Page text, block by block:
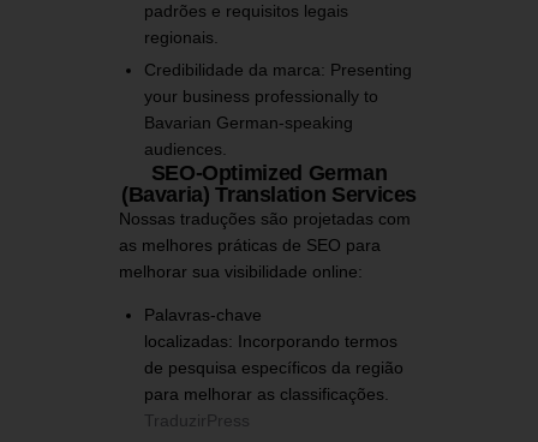
padrões e requisitos legais
regionais.
Credibilidade da marca: Presenting
your business professionally to
Bavarian German-speaking
audiences.
SEO-Optimized German
(Bavaria) Translation Services
Nossas traduções são projetadas com
as melhores práticas de SEO para
melhorar sua visibilidade online:
Palavras-chave
localizadas: Incorporando termos
de pesquisa específicos da região
para melhorar as classificações.
TraduzirPress